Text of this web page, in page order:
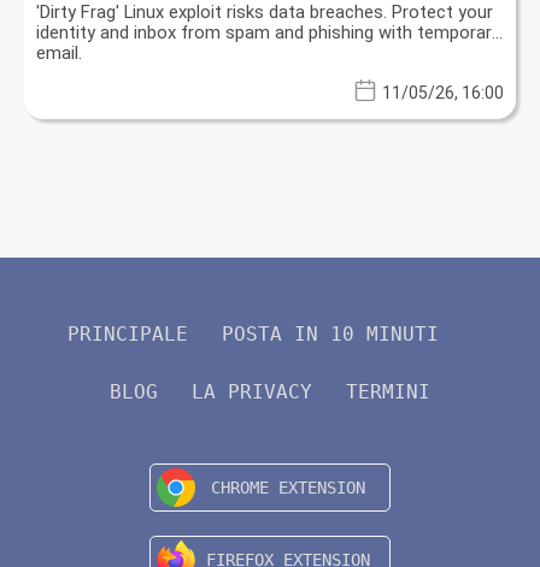
'Dirty Frag' Linux exploit risks data breaches. Protect your
identity and inbox from spam and phishing with temporary
email.
11/05/26, 16:00
PRINCIPALE POSTA IN 10 MINUTI
BLOG LA PRIVACY TERMINI